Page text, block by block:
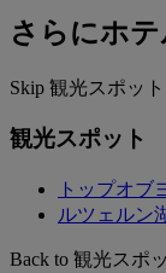
さらにホ
Skip 観光スポッ
観光スポット
トップオブ
ルツェルン
Back to 観光スポ